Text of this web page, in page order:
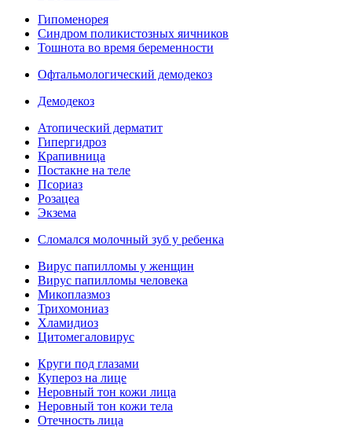
Гипоменорея
Синдром поликистозных яичников
Тошнота во время беременности
Офтальмологический демодекоз
Демодекоз
Атопический дерматит
Гипергидроз
Крапивница
Постакне на теле
Псориаз
Розацеа
Экзема
Сломался молочный зуб у ребенка
Вирус папилломы у женщин
Вирус папилломы человека
Микоплазмоз
Трихомониаз
Хламидиоз
Цитомегаловирус
Круги под глазами
Купероз на лице
Неровный тон кожи лица
Неровный тон кожи тела
Отечность лица